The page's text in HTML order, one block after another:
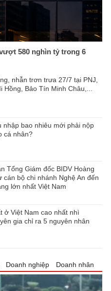
580 nghìn tỷ trong 6
nhẫn trơn trưa 27/7 tại PNJ,
Hồng, Bảo Tín Minh Châu,...
nhập bao nhiêu mới phải nộp
cá nhân?
Tổng Giám đốc BIDV Hoàng
cán bộ chi nhánh Nghệ An đến
lớn nhất Việt Nam
ở Việt Nam cao nhất nhì
gia chỉ ra 5 nguyên nhân
Doanh nghiệp Doanh nhân